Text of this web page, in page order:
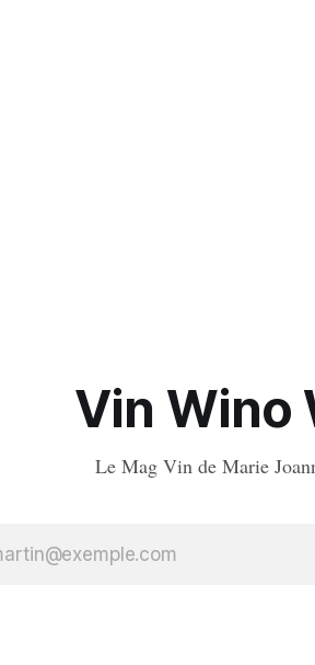
Vin Wino
Le Mag Vin de Marie